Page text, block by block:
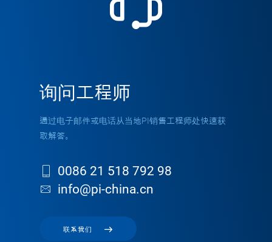
询问工程师
通过电子邮件或电话从当地PI销售工程师处快速获
取解答。
0086 21 518 792 98
info@pi-china.cn
联系我们